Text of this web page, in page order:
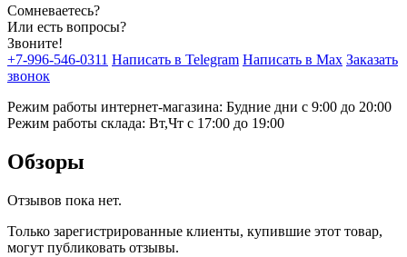
Сомневаетесь?
Или есть вопросы?
Звоните!
+7-996-546-0311 Написать в Telegram Написать в Max Заказать
звонок
Режим работы интернет-магазина: Будние дни с 9:00 до 20:00
Режим работы склада: Вт,Чт с 17:00 до 19:00
Обзоры
Отзывов пока нет.
Только зарегистрированные клиенты, купившие этот товар,
могут публиковать отзывы.